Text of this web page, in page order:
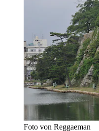
Foto von Reggaeman